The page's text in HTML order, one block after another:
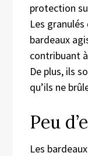
protection
Les
bardeaux
contribuant
De plus, ils
qu’ils ne
Peu
Les